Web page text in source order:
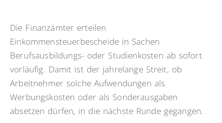
Die Finanzämter erteilen
Einkommensteuerbescheide in Sachen
Berufsausbildungs- oder Studienkosten ab sofort
vorläufig. Damit ist der jahrelange Streit, ob
Arbeitnehmer solche Aufwendungen als
Werbungskosten oder als Sonderausgaben
absetzen dürfen, in die nächste Runde gegangen.